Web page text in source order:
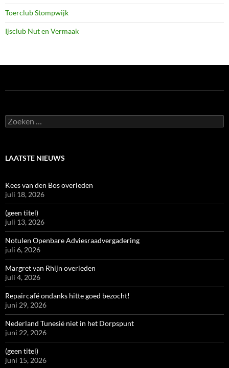
Toerclub Stompwijk
Ijsclub Nut en Vermaak
Zoeken
naar:
LAATSTE NIEUWS
Kees van den Bos overleden
juli 18, 2026
(geen titel)
juli 13, 2026
Notulen Openbare Adviesraadvergadering
juli 6, 2026
Margret van Rhijn overleden
juli 4, 2026
Repaircafé ondanks hitte goed bezocht!
juni 29, 2026
Nederland Tunesië niet in het Dorpspunt
juni 22, 2026
(geen titel)
juni 15, 2026